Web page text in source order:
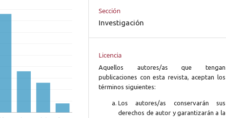
Sección
Investigación
Licencia
Aquellos autores/as que tengan
publicaciones con esta revista, aceptan los
términos siguientes:
Los autores/as conservarán sus
derechos de autor y garantizarán a la